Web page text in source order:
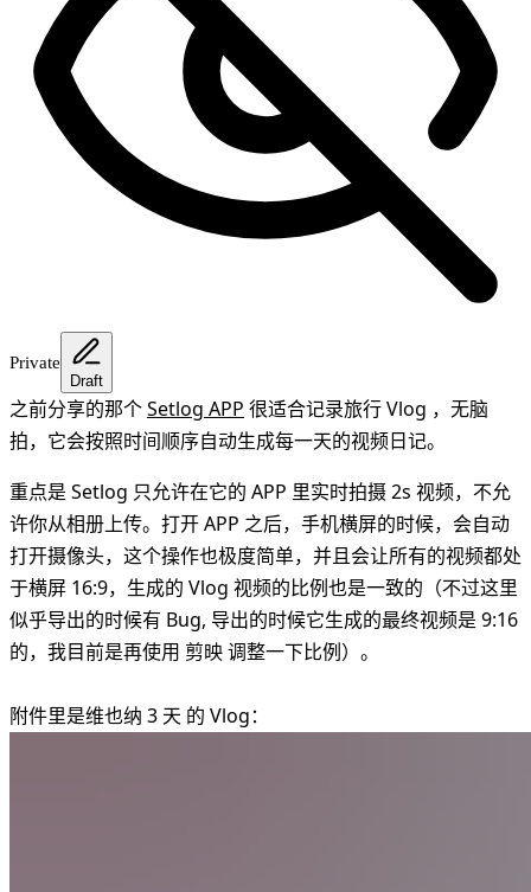
Private
Draft
之前分享的那个Setlog APP 很适合记录旅行 Vlog ，无脑
拍，它会按照时间顺序自动生成每一天的视频日记。
重点是 Setlog 只允许在它的 APP 里实时拍摄 2s 视频，不允
许你从相册上传。打开 APP 之后，手机横屏的时候，会自动
打开摄像头，这个操作也极度简单，并且会让所有的视频都处
于横屏 16:9，生成的 Vlog 视频的比例也是一致的（不过这里
似乎导出的时候有 Bug, 导出的时候它生成的最终视频是 9:16
的，我目前是再使用 剪映 调整一下比例）。
附件里是维也纳 3 天 的 Vlog：